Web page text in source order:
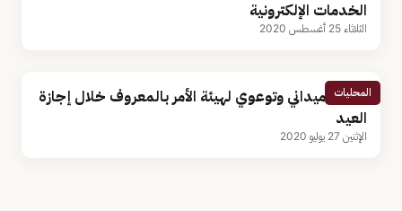
الخدمات الإلكترونية
الثلاثاء 25 أغسطس 2020
المحليات
حضور ميداني وتوعوي لهيئة الأمر بالمعروف خلال إجازة
العيد
الإثنين 27 يوليو 2020